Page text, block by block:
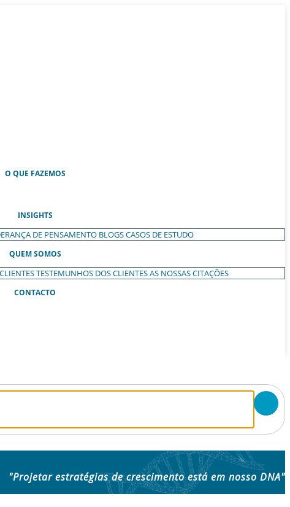
O QUE FAZEMOS
INSIGHTS
DE PENSAMENTO BLOGSCASOS DE ESTUDO
QUEM SOMOS
TESTEMUNHOS DOS CLIENTESAS NOSSAS CITAÇÕES
CONTACTO
"Projetar estratégias de crescimento está em nosso DNA"